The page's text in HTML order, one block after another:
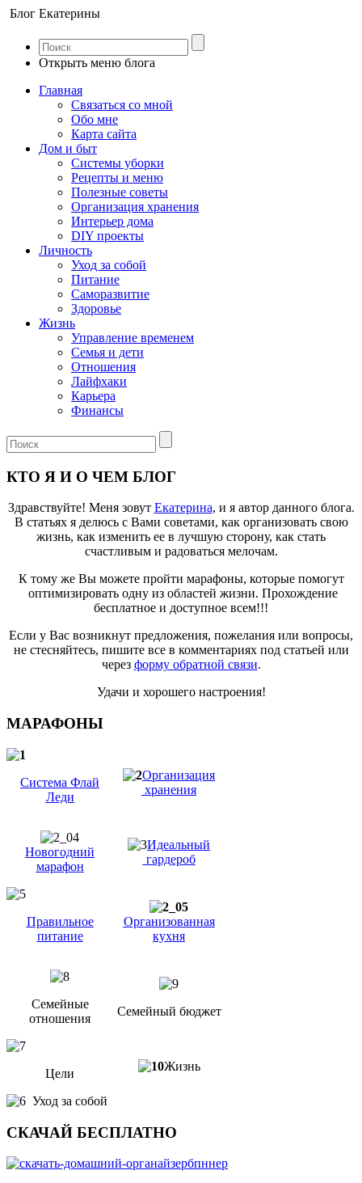
Блог Екатерины
Открыть меню блога
Главная
Связаться со мной
Обо мне
Карта сайта
Дом и быт
Системы уборки
Рецепты и меню
Полезные советы
Организация хранения
Интерьер дома
DIY проекты
Личность
Уход за собой
Питание
Саморазвитие
Здоровье
Жизнь
Управление временем
Семья и дети
Отношения
Лайфхаки
Карьера
Финансы
КТО Я И О ЧЕМ БЛОГ
Здравствуйте! Меня зовут Екатерина, и я автор данного блога.
В статьях я делюсь с Вами советами, как организовать свою
жизнь, как изменить ее в лучшую сторону, как стать
счастливым и радоваться мелочам.
К тому же Вы можете пройти марафоны, которые помогут
оптимизировать одну из областей жизни. Прохождение
бесплатное и доступное всем!!!
Если у Вас возникнут предложения, пожелания или вопросы,
не стесняйтесь, пишите все в комментариях под статьей или
через форму обратной связи.
Удачи и хорошего настроения!
МАРАФОНЫ
Система Флай
Леди
Организация
хранения
Новогодний
марафон
Идеальный
гардероб
Правильное
питание
Организованная
кухня
Семейные
отношения
Семейный бюджет
Цели
Жизнь
Уход за собой
СКАЧАЙ БЕСПЛАТНО